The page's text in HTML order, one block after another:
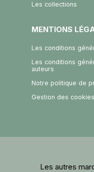
Les collections
MENTIONS
Les conditions
Les conditions
auteurs
Notre politique de
Gestion des cookies
Les autres